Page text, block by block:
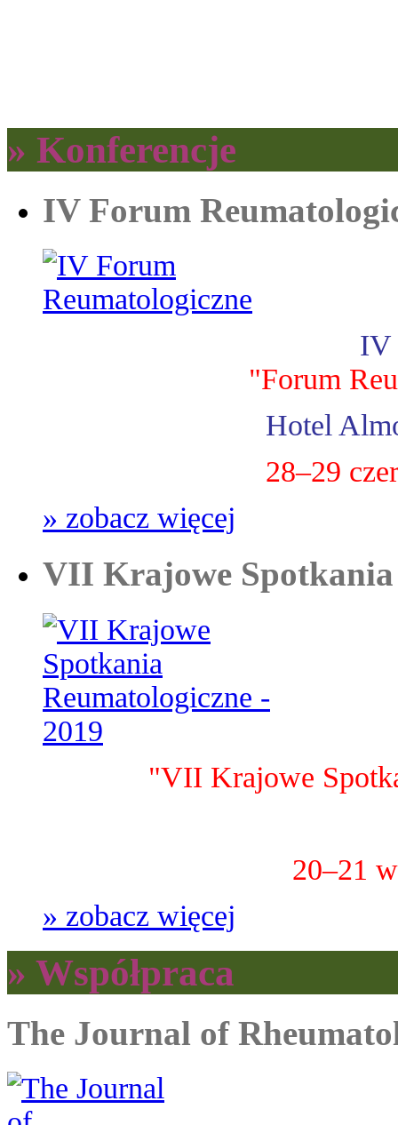
» Konferencje
IV Forum
IV
"Forum
Hotel
28–29
» zobacz więcej
VII Krajowe Spotkania
"VII Krajowe
20–21
» zobacz więcej
» Współpraca
The Journal of